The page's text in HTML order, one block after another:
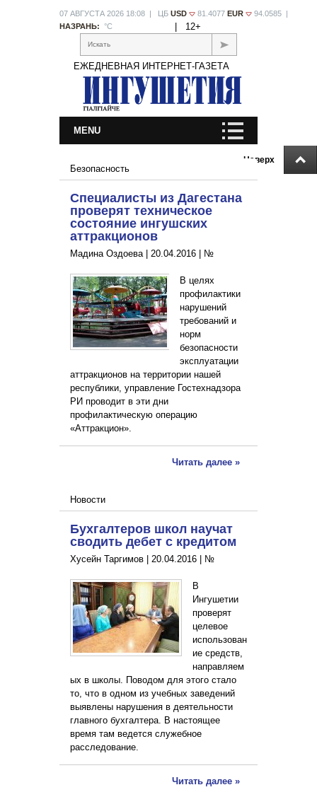
Наверх
07 АВГУСТА 2026 18:08 | ЦБ USD 81.4077 EUR
94.0585 |
НАЗРАНЬ: °С 12+
Искать
ЕЖЕДНЕВНАЯ ИНТЕРНЕТ-ГАЗЕТА
MENU
Безопасность
Специалисты из Дагестана
проверят техническое
состояние ингушских
аттракционов
Мадина Оздоева | 20.04.2016 №
В целях
профилактики
нарушений
требований и
норм
безопасности
эксплуатации
аттракционов на территории нашей
республики, управление Гостехнадзора
РИ проводит в эти дни
профилактическую операцию
«Аттракцион».
Читать далее »
Новости
Бухгалтеров школ научат
сводить дебет с кредитом
Хусейн Таргимов | 20.04.2016 №
В
Ингушетии
проверят
целевое
использован
ие средств,
направляем
ых в школы. Поводом для этого стало
то, что в одном из учебных заведений
выявлены нарушения в деятельности
главного бухгалтера. В настоящее
время там ведется служебное
расследование.
Читать далее »